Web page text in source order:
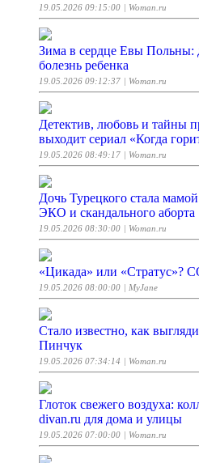
19.05.2026 09:15:00 | Woman.ru
Зима в сердце Евы Польны:
болезнь ребенка
19.05.2026 09:12:37 | Woman.ru
Детектив, любовь и тайны
выходит сериал «Когда
19.05.2026 08:49:17 | Woman.ru
Дочь Турецкого стала
ЭКО и скандального аборта
19.05.2026 08:30:00 | Woman.ru
«Цикада» или «Стратус»?
19.05.2026 08:00:00 | MyJane
Стало известно, как
Пинчук
19.05.2026 07:34:14 | Woman.ru
Глоток свежего воздуха:
divan.ru для дома и улицы
19.05.2026 07:00:00 | Woman.ru